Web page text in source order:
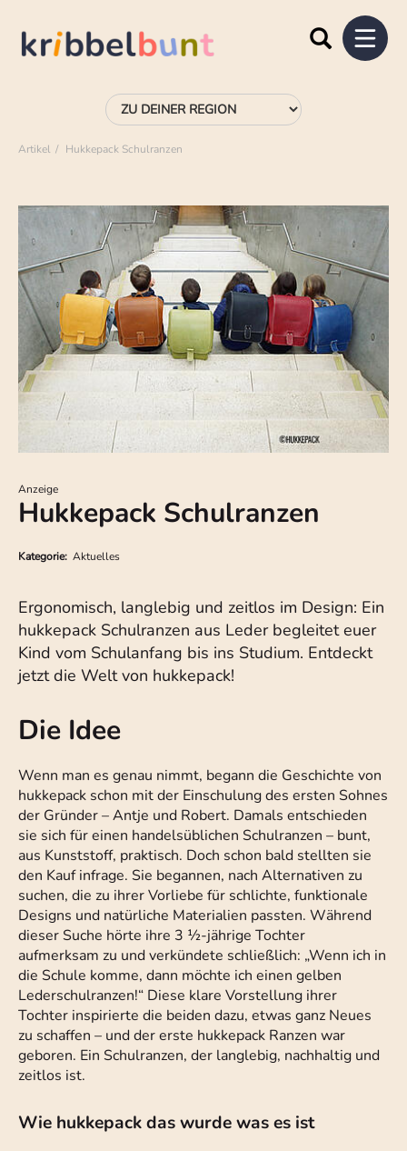
Artikel Hukkepack Schulranzen
Anzeige
Hukkepack Schulranzen
Kategorie: Aktuelles
Ergonomisch, langlebig und zeitlos im Design: Ein
hukkepack Schulranzen aus Leder begleitet euer
Kind vom Schulanfang bis ins Studium. Entdeckt
jetzt die Welt von hukkepack!
Die Idee
Wenn man es genau nimmt, begann die Geschichte von
hukkepack schon mit der Einschulung des ersten Sohnes
der Gründer – Antje und Robert. Damals entschieden
sie sich für einen handelsüblichen Schulranzen – bunt,
aus Kunststoff, praktisch. Doch schon bald stellten sie
den Kauf infrage. Sie begannen, nach Alternativen zu
suchen, die zu ihrer Vorliebe für schlichte, funktionale
Designs und natürliche Materialien passten. Während
dieser Suche hörte ihre 3 ½-jährige Tochter
aufmerksam zu und verkündete schließlich: „Wenn ich in
die Schule komme, dann möchte ich einen gelben
Lederschulranzen!“ Diese klare Vorstellung ihrer
Tochter inspirierte die beiden dazu, etwas ganz Neues
zu schaffen – und der erste hukkepack Ranzen war
geboren. Ein Schulranzen, der langlebig, nachhaltig und
zeitlos ist.
Wie hukkepack das wurde was es ist